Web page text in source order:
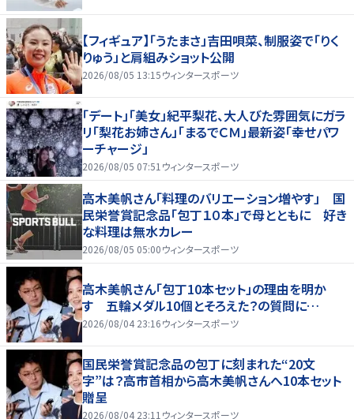
【フィギュア】「うたまさ」吉田唄菜、制服姿で「りく
りゅう」と肩組みショット公開
2026/08/05 13:15ウィンタースポーツ
「デート」「美女」紀平梨花、大人びた雰囲気にガラ
リ「梨花お姉さん」「まるでＣＭ」最新姿「幸せパワ
ーチャージ」
2026/08/05 07:51 ウィンタースポーツ
高木美帆さん「料理のバリエーション増やす」 国
民栄誉賞記念品「包丁１０本」で母とともに 好き
な料理は無水カレー
2026/08/05 05:00ウィンタースポーツ
高木美帆さん「包丁10本セット」の理由を明か
す 五輪メダル10個とそろえた？の質問に…
2026/08/04 23:16ウィンタースポーツ
国民栄誉賞記念品の包丁に刻まれた“20文
字”は？高市首相から高木美帆さんへ10本セット
贈呈
2026/08/04 23:11 ウィンタースポーツ